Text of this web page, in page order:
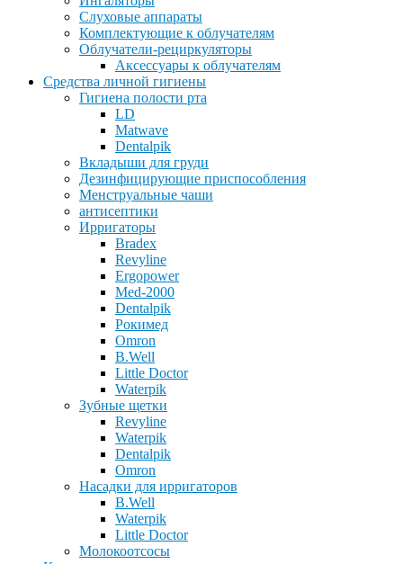
Слуховые аппараты
Комплектующие к облучателям
Облучатели-рециркуляторы
Аксессуары к облучателям
Средства личной гигиены
Гигиена полости рта
LD
Matwave
Dentalpik
Вкладыши для груди
Дезинфицирующие приспособления
Менструальные чаши
антисептики
Ирригаторы
Bradex
Revyline
Ergopower
Med-2000
Dentalpik
Рокимед
Omron
B.Well
Little Doctor
Waterpik
Зубные щетки
Revyline
Waterpik
Dentalpik
Omron
Насадки для ирригаторов
B.Well
Waterpik
Little Doctor
Молокоотсосы